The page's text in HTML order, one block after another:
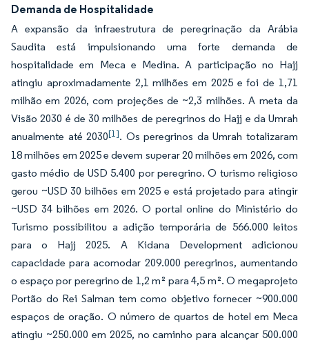
Demanda de Hospitalidade
A expansão da infraestrutura de peregrinação da Arábia
Saudita está impulsionando uma forte demanda de
hospitalidade em Meca e Medina. A participação no Hajj
atingiu aproximadamente 2,1 milhões em 2025 e foi de 1,71
milhão em 2026, com projeções de ~2,3 milhões. A meta da
Visão 2030 é de 30 milhões de peregrinos do Hajj e da Umrah
anualmente até 2030[1]. Os peregrinos da Umrah totalizaram
18 milhões em 2025 e devem superar 20 milhões em 2026, com
gasto médio de USD 5.400 por peregrino. O turismo religioso
gerou ~USD 30 bilhões em 2025 e está projetado para atingir
~USD 34 bilhões em 2026. O portal online do Ministério do
Turismo possibilitou a adição temporária de 566.000 leitos
para o Hajj 2025. A Kidana Development adicionou
capacidade para acomodar 209.000 peregrinos, aumentando
o espaço por peregrino de 1,2 m² para 4,5 m². O megaprojeto
Portão do Rei Salman tem como objetivo fornecer ~900.000
espaços de oração. O número de quartos de hotel em Meca
atingiu ~250.000 em 2025, no caminho para alcançar 500.000